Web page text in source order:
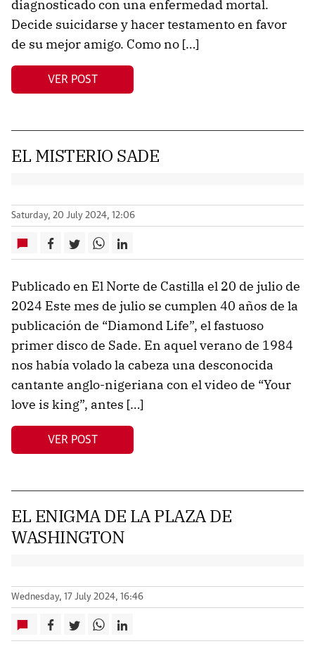
diagnosticado con una enfermedad mortal.
Decide suicidarse y hacer testamento en favor
de su mejor amigo. Como no […]
VER POST
EL MISTERIO SADE
Saturday, 20 July 2024, 12:06
Publicado en El Norte de Castilla el 20 de julio de
2024 Este mes de julio se cumplen 40 años de la
publicación de “Diamond Life”, el fastuoso
primer disco de Sade. En aquel verano de 1984
nos había volado la cabeza una desconocida
cantante anglo-nigeriana con el video de “Your
love is king”, antes […]
VER POST
EL ENIGMA DE LA PLAZA DE
WASHINGTON
Wednesday, 17 July 2024, 16:46